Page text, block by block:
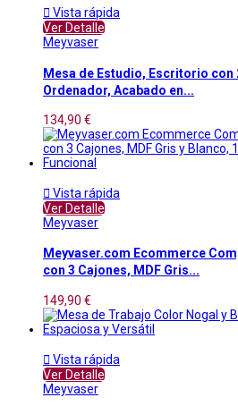
 Vista rápida
Ver Detalle
Meyvaser
Mesa de Estudio, Escritorio con
Ordenador, Acabado en...
134,90 €
 Vista rápida
Ver Detalle
Meyvaser
Meyvaser.com Ecommerce
con 3 Cajones, MDF Gris...
149,90 €
 Vista rápida
Ver Detalle
Meyvaser